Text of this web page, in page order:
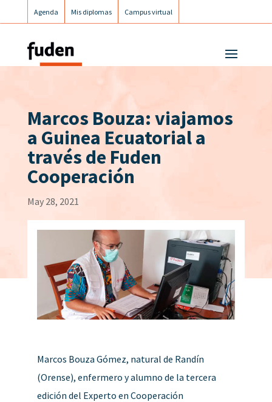
Agenda Mis diplomas Campus virtual
Marcos Bouza: viajamos
a Guinea Ecuatorial a
través de Fuden
Cooperación
May 28, 2021
Marcos Bouza Gómez, natural de Randín
(Orense), enfermero y alumno de la tercera
edición del Experto en Cooperación